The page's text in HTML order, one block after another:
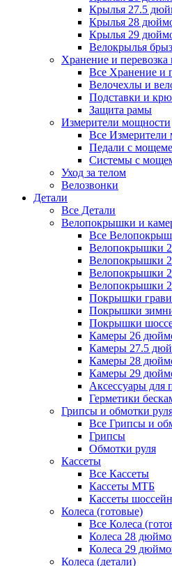
Крылья 27.5
Крылья 28
Крылья 29
Велокрылья
Хранение и перевозка
Все Хранение и
Велочехлы и
Подставки и
Защита рамы
Измерители мощности
Все Измерители
Педали с
Системы с
Уход за телом
Велозвонки
Детали
Все Детали
Велопокрышки и
Все
Велопокрышки
Велопокрышки
Велопокрышки
Велопокрышки
Покрышки
Покрышки
Покрышки
Камеры 26
Камеры 27.5
Камеры 28
Камеры 29
Аксессуары для
Герметики
Грипсы и обмотки
Все Грипсы и
Грипсы
Обмотки руля
Кассеты
Все Кассеты
Кассеты МТБ
Кассеты
Колеса (готовые)
Все Колеса
Колеса 28
Колеса 29
Колеса (детали)